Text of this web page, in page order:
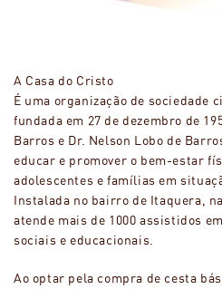
A Casa do Cristo
É uma organização de sociedade
fundada em 27 de dezembro de
Barros e Dr. Nelson Lobo de
educar e promover o bem-estar
adolescentes e famílias em
Instalada no bairro de Itaquera,
atende mais de 1000 assistidos
sociais e educacionais.
Ao optar pela compra de cesta